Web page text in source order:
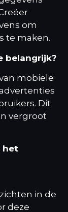
om
te maken.
belangrijk?
mobiele
Dit
vergroot
het
in de
deze